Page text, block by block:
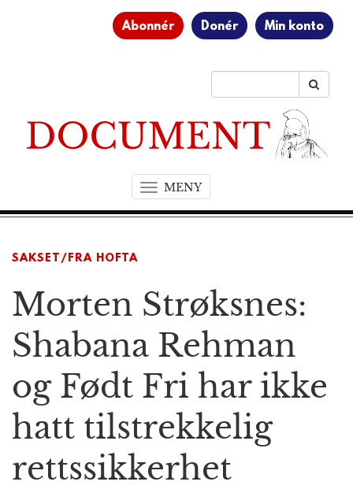
Abonnér Donér Min konto
MENYT
o
n
a
v
a
t
i
o
SAKSET/FRA HOFTA
Morten Strøksnes:
Shabana Rehman
og Født Fri har ikke
hatt tilstrekkelig
retts­sikkerhet